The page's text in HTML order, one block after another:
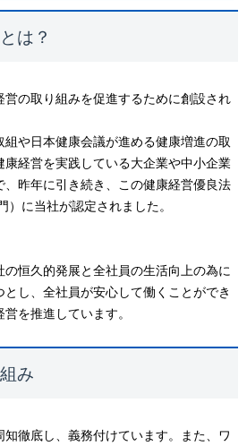
は？
の取り組みを促進するために創設され
や日本健康会議が進める健康増進の取
康経営を実践している大企業や中小企業
昨年に引き続き、 この健康経営優良法
）に当社が認定されました。
恒久的発展と全社員の生活向上の為に
し、 全社員が安心して働くことができ
を推進しています。
み
徹底し、義務付けています。また、ワ